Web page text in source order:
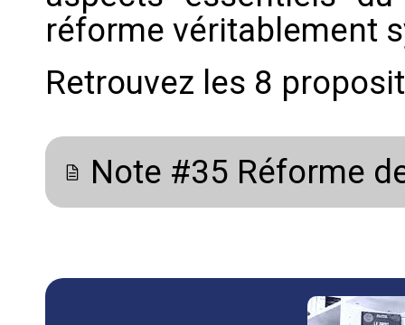
réforme véritablement
Retrouvez les 8
Note #35 Réforme